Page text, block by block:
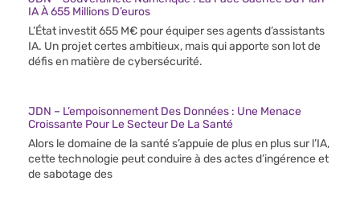
IA À 655 Millions D’euros
L’État investit 655 M€ pour équiper ses agents d’assistants
IA. Un projet certes ambitieux, mais qui apporte son lot de
défis en matière de cybersécurité.
JDN – L’empoisonnement Des Données : Une Menace
Croissante Pour Le Secteur De La Santé
Alors le domaine de la santé s’appuie de plus en plus sur l’IA,
cette technologie peut conduire à des actes d’ingérence et
de sabotage des